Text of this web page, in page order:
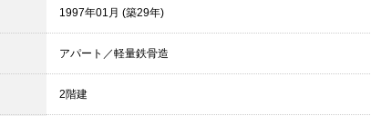
1997年01月 (築29年)
アパート／軽量鉄骨造
2階建